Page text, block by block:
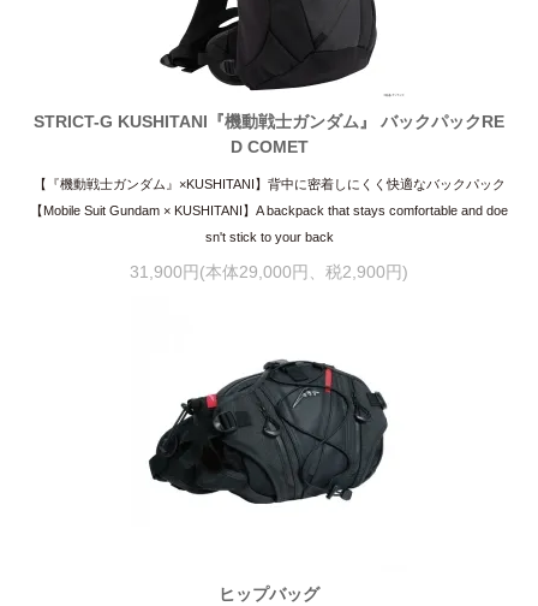
STRICT-G KUSHITANI『機動戦士ガンダム』 バックパックRE
D COMET
【『機動戦士ガンダム』×KUSHITANI】背中に密着しにくく快適なバックパック
【Mobile Suit Gundam × KUSHITANI】A backpack that stays comfortable and doe
sn't stick to your back
31,900円(本体29,000円、税2,900円)
ヒップバッグ